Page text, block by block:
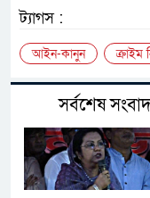
ট্যাগস :
আইন-কানুন ক্রাইম
সর্বশেষ সংবাদ